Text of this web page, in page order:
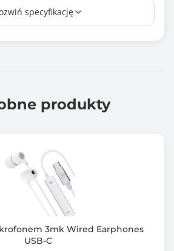
/ mikrofonu
specyfikację
produkty
3mk Wired Earphones
USB-C